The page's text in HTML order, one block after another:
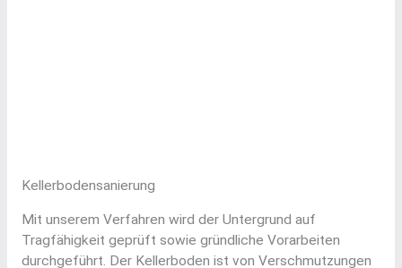
Kellerbodensanierung
Mit unserem Verfahren wird der Untergrund auf
Tragfähigkeit geprüft sowie gründliche Vorarbeiten
durchgeführt. Der Kellerboden ist von Verschmutzungen